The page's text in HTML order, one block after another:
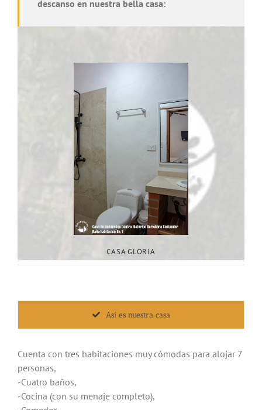
descanso en nuestra bella casa:
CASA GLORIA
Así es nuestra casa
Cuenta con tres habitaciones muy cómodas para alojar 7
personas,
-Cuatro baños,
-Cocina (con su menaje completo),